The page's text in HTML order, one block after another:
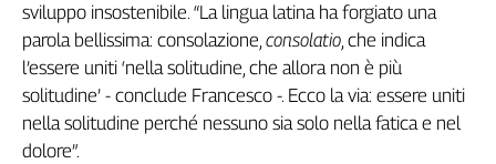
Romagna
Friuli
Venezia
Giulia
Lazio
Liguria
sviluppo insostenibile. “La lingua latina ha forgiato una
parola bellissima: consolazione, consolatio, che indica
l’essere uniti ‘nella solitudine, che allora non è più
solitudine’ - conclude Francesco -. Ecco la via: essere uniti
nella solitudine perché nessuno sia solo nella fatica e nel
dolore”.